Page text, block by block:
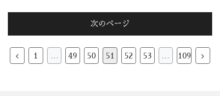
次のページ
前 1 … 49 50 51 52 53 … 109 次